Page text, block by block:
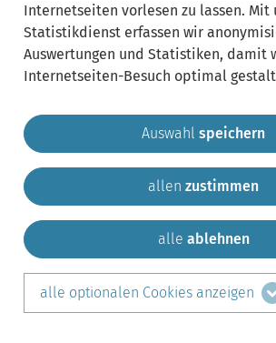
Gemeinde Krailling Impressum
Sitemap
Kontakt
teilen auf:
Internetseiten vorlesen zu lassen. Mit
Statistikdienst erfassen wir
Auswertungen und Statistiken, damit
Internetseiten-Besuch optimal
Auswahl speichern
allen zustimmen
alle ablehnen
alle optionalen Cookies anzeigen